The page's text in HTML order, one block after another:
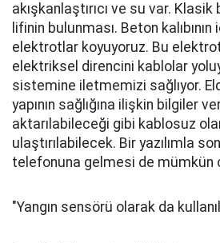
akışkanlaştırıcı ve su var.
lifinin bulunması. Beton
elektrotlar koyuyoruz. Bu
elektriksel direncini kablolar
sistemine iletmemizi sağlıyor.
yapının sağlığına ilişkin bilgiler
aktarılabileceği gibi kablosuz
ulaştırılabilecek. Bir yazılımla
telefonuna gelmesi de mümkün
"Yangın sensörü olarak da